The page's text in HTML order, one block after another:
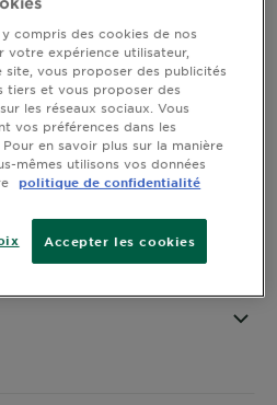
et
compris des cookies de nos
votre expérience utilisateur,
site, vous proposer des publicités
tiers et vous proposer des
les réseaux sociaux. Vous
vos préférences dans les
en savoir plus sur la manière
mêmes utilisons vos données
politique de confidentialité
Accepter les cookies